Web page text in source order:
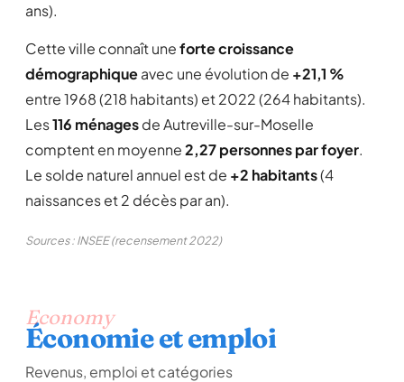
ans).
Cette ville connaît uneforte croissance
démographiqueavec une évolution de +21,1 %
entre 1968 (218 habitants) et 2022 (264 habitants).
Les116 ménagesde Autreville-sur-Moselle
comptent en moyenne2,27 personnes par foyer.
Le solde naturel annuel est de +2 habitants(4
naissances et 2 décès par an).
Sources : INSEE (recensement 2022)
Economy
Économie et emploi
Revenus, emploi et catégories